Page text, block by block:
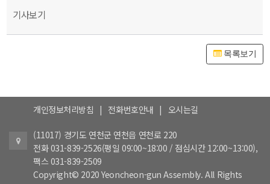
기사보기
목록보기
개인정보처리방침 | 전화번호안내 | 오시는길
(11017) 경기도 연천군 연천읍 연천로 220
전화 031-839-2526(평일 09:00~18:00 / 점심시간 12:00~13:00),
팩스 031-839-2509
Copyright© 2020 Yeoncheon-gun Assembly. All Rights